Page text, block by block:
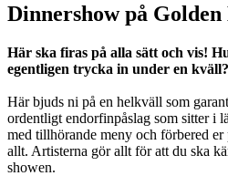
Dinnershow på
Här ska firas på alla sätt och vis!
egentligen trycka in under en
Här bjuds ni på en helkväll som
ordentligt endorfinpåslag som sitter i
med tillhörande meny och förbered
allt. Artisterna gör allt för att du ska
showen.